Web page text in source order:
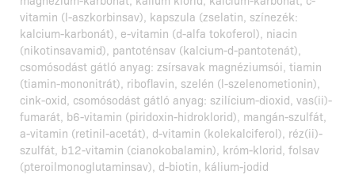
vitamin (l-aszkorbinsav), kapszula (zselatin, színezék:
kalcium-karbonát), e-vitamin (d-alfa tokoferol), niacin
(nikotinsavamid), pantoténsav (kalcium-d-pantotenát),
csomósodást gátló anyag: zsírsavak magnéziumsói, tiamin
(tiamin-mononitrát), riboflavin, szelén (l-szelenometionin),
cink-oxid, csomósodást gátló anyag: szilícium-dioxid, vas(ii)-
fumarát, b6-vitamin (piridoxin-hidroklorid), mangán-szulfát,
a-vitamin (retinil-acetát), d-vitamin (kolekalciferol), réz(ii)-
szulfát, b12-vitamin (cianokobalamin), króm-klorid, folsav
(pteroilmonoglutaminsav), d-biotin, kálium-jodid